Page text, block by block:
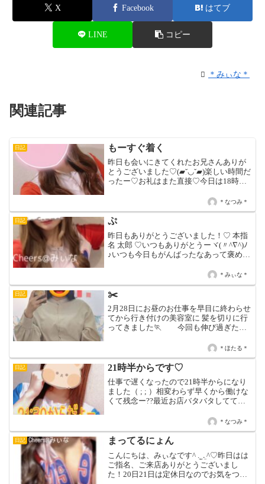
X Facebook はてブ
LINE コピー
＊みぃな＊
関連記事
日記 もーすぐ着く
昨日も会いにきてくれたお兄さんありが
とうございました♡(▰˘◡˘▰)楽しい時間だ
ったー♡お礼はまた直接♡今日は18時過
22時ごろに戻ってくると思います?今日こ
す！！！...
＊なつみ＊
日記 ぷ
昨日もありがとうございました！♡ 本指
名 太郎 ♡いつもありがとうーヾ(〃^∇^)ﾉ
♪いつも今日もがんばったなあって褒めて
んなに差し入れとスカイブルーごちそう
ね♡...
＊みぃな＊
日記 ✂️
2月28日にお昼のお仕事を早目に終わらせ
てから行き付けの美容室に 髪を切りに行
ってきました🏃 今回も伸び過ぎた前
き量で切って貰いました✂️ 私は前髪
が伸びるスピードが何故か人...
＊ほたる＊
日記 21時半からです♡
仕事で遅くなったので21時半からになり
ました（ ; ; ）相変わらず早くから働けな
くて残念ー??最近お店バタバタしてて
と多いので、返事なかったりしても気に
せず会いに来てくれたら嬉しいです（ ; ;
...
＊なつみ＊
日記 まってるにょん
こんにちは、みぃなです^ ܸ. ̫ .ܸ ^♡昨日はは
ご指名、ご来店ありがとうございまし
た！20日21日は定休日なのでお気をつけ